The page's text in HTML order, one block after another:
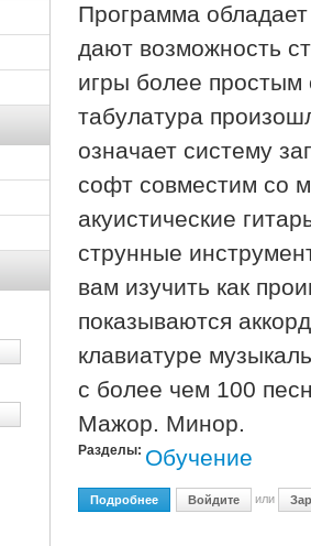
Программа
дают возможность
игры более
табулатура
означает систему
софт совместим со
акуистические
струнные
вам изучить как
показываются
клавиатуре
с более чем 100
Мажор. Минор.
Разделы: Обучение
Подробнее О D'Accord Personal
Войдите или